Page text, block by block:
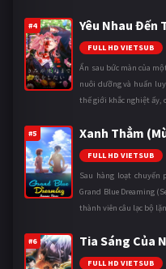
#4 Yêu Nhau Đến
FULL HD VIETSUB
Ẩn sau bức màn của
nuôi dưỡng và huấn
thế giới khắc nghiệt ấy,
#5 Xanh Thẳm
FULL HD VIETSUB
Sau hàng loạt chuyến
Grand Blue Dreaming
thành viên câu lạc bộ
#6 Tia Sáng Của
FULL HD VIETSUB